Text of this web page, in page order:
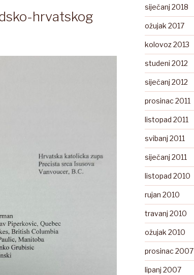
hrvatskog
siječanj 2018
ožujak 2017
kolovoz 2013
studeni 2012
siječanj 2012
prosinac 2011
listopad 2011
svibanj 2011
siječanj 2011
listopad 2010
rujan 2010
travanj 2010
ožujak 2010
prosinac 2007
lipanj 2007